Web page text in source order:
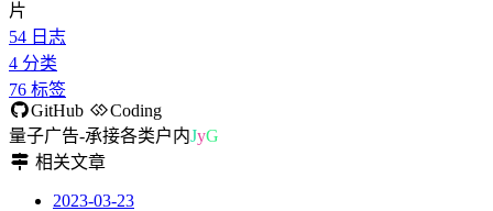
片
54 日志
4 分类
76 标签
GitHub
Coding
量子广告-passichw2H
相关文章
2023-03-23